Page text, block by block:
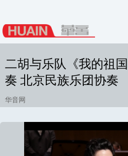
二胡与乐队《我的祖
奏 北京民族乐团协奏
华音网